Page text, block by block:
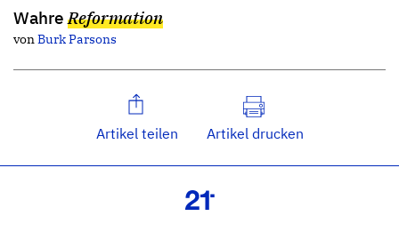
WahreReformation
vonBurk Parsons
Artikel teilen Artikel drucken